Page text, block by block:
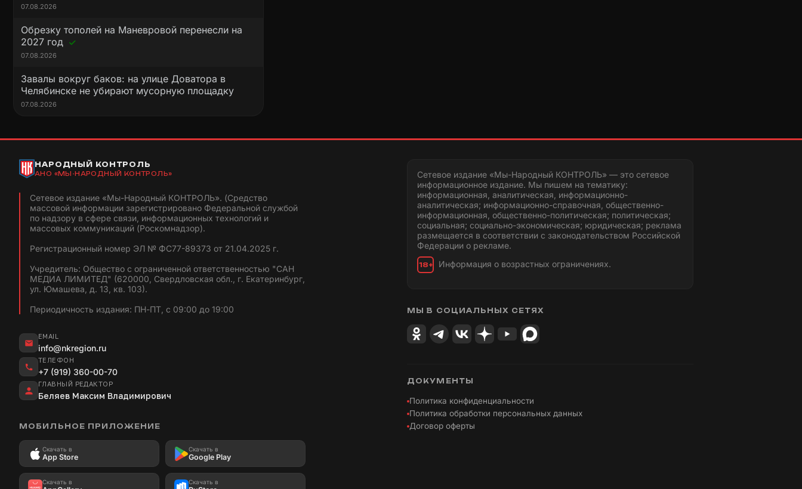
07.08.2026
Обрезку тополей на Маневровой перенесли на
2027 год
07.08.2026
Завалы вокруг баков: на улице Доватора в
Челябинске не убирают мусорную площадку
07.08.2026
НАРОДНЫЙ КОНТРОЛЬ
АНО «МЫ-НАРОДНЫЙ КОНТРОЛЬ»
Сетевое издание «Мы-Народный КОНТРОЛЬ». (Средство
массовой информации зарегистрировано Федеральной службой
по надзору в сфере связи, информационных технологий и
массовых коммуникаций (Роскомнадзор).
Регистрационный номер ЭЛ № ФС77-89373 от 21.04.2025 г.
Учредитель: Общество с ограниченной ответственностью "САН
МЕДИА ЛИМИТЕД" (620000, Свердловская обл., г. Екатеринбург,
ул. Юмашева, д. 13, кв. 103).
Периодичность издания: ПН-ПТ, с 09:00 до 19:00
EMAIL
info@nkregion.ru
ТЕЛЕФОН
+7 (919) 360-00-70
ГЛАВНЫЙ РЕДАКТОР
Беляев Максим Владимирович
МОБИЛЬНОЕ ПРИЛОЖЕНИЕ
Скачать в
App Store
Скачать в
Google Play
Скачать в Скачать в
Сетевое издание «Мы-Народный КОНТРОЛЬ» — это сетевое
информационное издание. Мы пишем на тематику:
информационная, аналитическая, информационно-
аналитическая; информационно-справочная, общественно-
информационная, общественно-политическая; политическая;
социальная; социально-экономическая; юридическая; реклама
размещается в соответствии с законодательством Российской
Федерации о рекламе.
18+ Информация о возрастных ограничениях.
МЫ В СОЦИАЛЬНЫХ СЕТЯХ
ДОКУМЕНТЫ
Политика конфиденциальности
Политика обработки персональных данных
Договор оферты